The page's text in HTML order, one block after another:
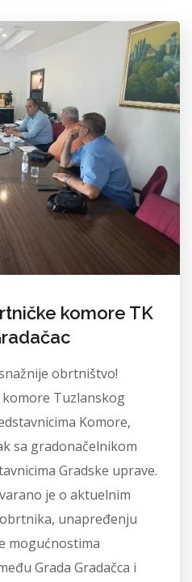
komore TK
obrtništvo!
Tuzlanskog
Komore,
sa gradonačelnikom
Gradske uprave.
je o aktuelnim
unapređenju
mogućnostima
Grada Gradačca i